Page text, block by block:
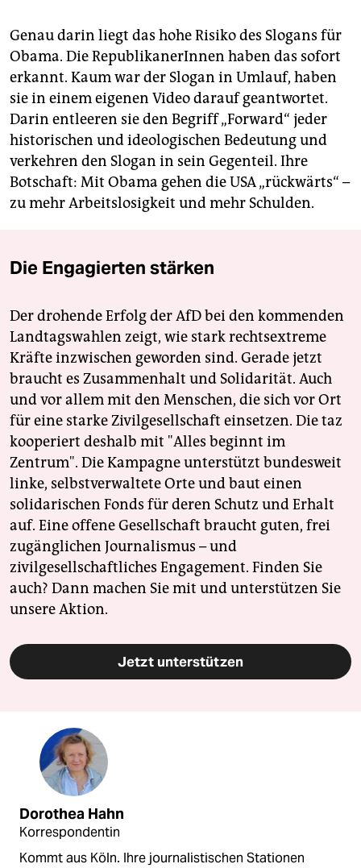
Genau darin liegt das hohe Risiko des Slogans für
Obama. Die RepublikanerInnen haben das sofort
erkannt. Kaum war der Slogan in Umlauf, haben
sie in einem eigenen Video darauf geantwortet.
Darin entleeren sie den Begriff „Forward“ jeder
historischen und ideologischen Bedeutung und
verkehren den Slogan in sein Gegenteil. Ihre
Botschaft: Mit Obama gehen die USA „rückwärts“ –
zu mehr Arbeitslosigkeit und mehr Schulden.
Die Engagierten stärken
Der drohende Erfolg der AfD bei den kommenden
Landtagswahlen zeigt, wie stark rechtsextreme
Kräfte inzwischen geworden sind. Gerade jetzt
braucht es Zusammenhalt und Solidarität. Auch
und vor allem mit den Menschen, die sich vor Ort
für eine starke Zivilgesellschaft einsetzen. Die taz
kooperiert deshalb mit "Alles beginnt im
Zentrum". Die Kampagne unterstützt bundesweit
linke, selbstverwaltete Orte und baut einen
solidarischen Fonds für deren Schutz und Erhalt
auf. Eine offene Gesellschaft braucht guten, frei
zugänglichen Journalismus – und
zivilgesellschaftliches Engagement. Finden Sie
auch? Dann machen Sie mit und unterstützen Sie
unsere Aktion.
Jetzt unterstützen
Dorothea Hahn
Korrespondentin
Kommt aus Köln. Ihre journalistischen Stationen